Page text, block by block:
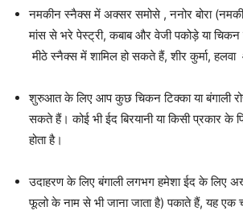
नमकीन स्नैक्स में अक्सर समोसे , ननोर बोरा
मांस से भरे पेस्ट्री, कबाब और वेजी पकोड़े या चिकन
मीठे स्नैक्स में शामिल हो सकते हैं, शीर कुर्मा,
शुरुआत के लिए आप कुछ चिकन टिक्का या बंगाली
सकते हैं। कोई भी ईद बिरयानी या किसी प्रकार के
होता है।
उदाहरण के लिए बंगाली लगभग हमेशा ईद के लिए
फूलो के नाम से भी जाना जाता है) पकाते हैं, यह एक